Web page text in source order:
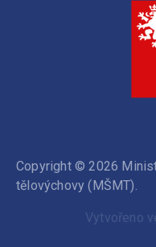
Copyright © 2026
tělovýchovy (MŠMT).
Vytvořeno